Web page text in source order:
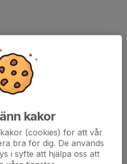
kakor
(cookies) för att vår
bra för dig. De används
i syfte att hjälpa oss att